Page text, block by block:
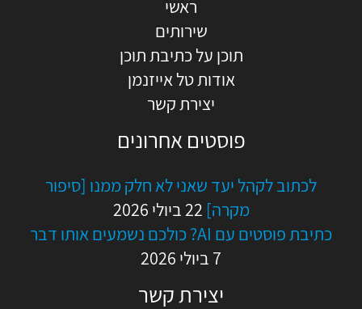
ראשי
שירותים
תוכן על כתיבת תוכן
אודות טל אייזנמן
יצירת קשר
פוסטים אחרונים
לכתוב לקהל יעד שאני לא חלק ממנו [סיפור
מקרה] 22 ביולי 2026
כתיבת פוסטים עם AI? כולכם נשמעים אותו דבר
7 ביולי 2026
יצירת קשר